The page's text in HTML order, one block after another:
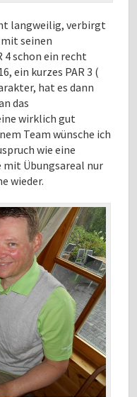
langweilig, verbirgt
seinen
4 schon ein recht
ein kurzes PAR 3 (
hat es dann
das
wirklich gut
Team wünsche ich
wie eine
mit Übungsareal nur
wieder.